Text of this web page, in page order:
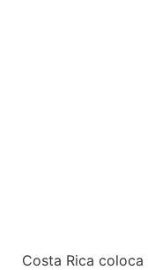
Costa Rica